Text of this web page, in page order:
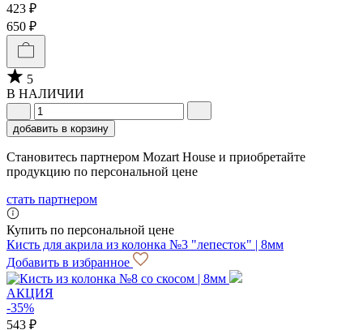
423 ₽
650 ₽
5
В НАЛИЧИИ
добавить в корзину
Становитесь партнером Mozart House и приобретайте
продукцию по персональной цене
стать партнером
Купить по персональной цене
Кисть для акрила из колонка №3 "лепесток" | 8мм
Добавить в избранное
АКЦИЯ
-35%
543 ₽